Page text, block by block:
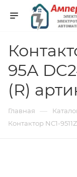
95А
(R)
Главная —
Контактор NC1-